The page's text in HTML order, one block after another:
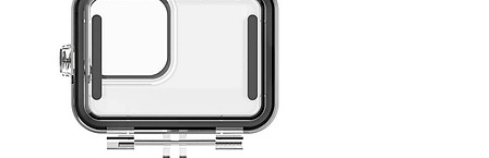
với độ chính xác cao.
GoPro Hero 9
với dung lượng lên đến 1720mAh. Loại pin này kéo dài
tuổi thọ của máy quay thêm 30% so với các loại pin
thông thường. Ngoài ra, viên pin này giúp camera
Hero 9 hoạt động ổn định ngay cả trong nhiệt độ